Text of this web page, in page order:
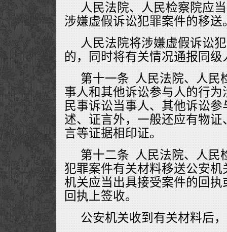
人民法院、人民检察院应
涉嫌虚假诉讼犯罪案件的移送
人民法院将涉嫌虚假诉讼
的，同时将有关情况通报同级
第十一条 人民法院、人民
事人和其他诉讼参与人的行
民事诉讼当事人、其他诉讼
述、证言外，一般还应有物
言等证据相印证。
第十二条 人民法院、人民
犯罪案件有关材料移送公安
机关应当出具接受案件的回
回执上签收。
公安机关收到有关材料后